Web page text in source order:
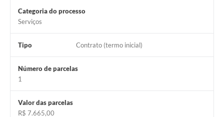
Categoria do processo
Serviços
Tipo Contrato (termo inicial)
Número de parcelas
1
Valor das parcelas
R$ 7.665,00